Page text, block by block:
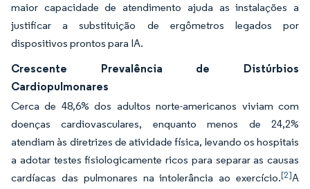
maior capacidade de atendimento ajuda as instalações a
justificar a substituição de ergômetros legados por
dispositivos prontos para IA.
Crescente Prevalência de Distúrbios
Cardiopulmonares
Cerca de 48,6% dos adultos norte-americanos viviam com
doenças cardiovasculares, enquanto menos de 24,2%
atendiam às diretrizes de atividade física, levando os hospitais
a adotar testes fisiologicamente ricos para separar as causas
cardíacas das pulmonares na intolerância ao exercício.[2]A